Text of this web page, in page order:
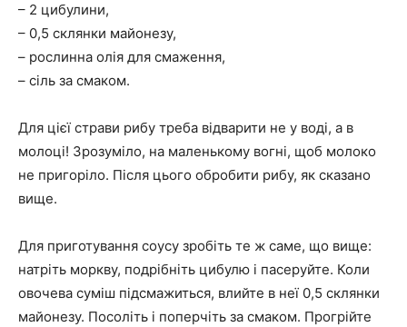
– 2 цибулини,
– 0,5 склянки майонезу,
– рослинна олія для смаження,
– сіль за смаком.
Для цієї страви рибу треба відварити не у воді, а в
молоці! Зрозуміло, на маленькому вогні, щоб молоко
не пригоріло. Після цього обробити рибу, як сказано
вище.
Для приготування соусу зробіть те ж саме, що вище:
натріть моркву, подрібніть цибулю і пасеруйте. Коли
овочева суміш підсмажиться, влийте в неї 0,5 склянки
майонезу. Посоліть і поперчіть за смаком. Прогрійте